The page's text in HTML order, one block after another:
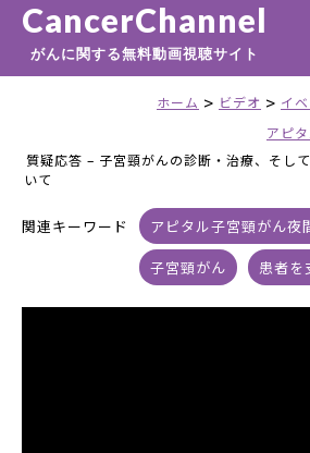
CancerChannel
がんに関する無料動画視聴サイト
ホーム > ビデオ > イ
アピ
質疑応答 – 子宮頸がんの診断・治療、そし
いて
関連キーワード
アピタル子宮頸がん夜
子宮頸がん
患者を